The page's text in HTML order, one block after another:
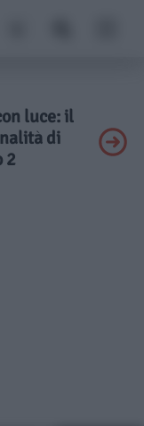
luce: il
di
2